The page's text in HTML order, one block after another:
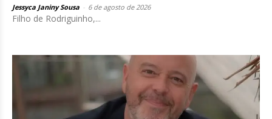
Jessyca Janiny Sousa 6 de agosto de 2026
Filho de Rodriguinho,...